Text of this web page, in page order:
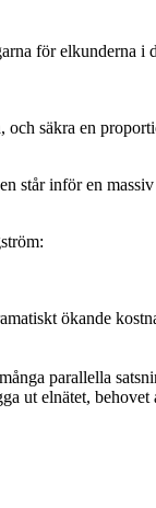
för elkunderna
säkra en
står inför en
ökande
parallella
ut elnätet,